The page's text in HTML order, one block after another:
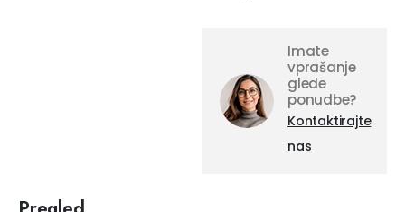
Imate
vprašanje
glede
ponudbe?
Kontaktirajte
nas